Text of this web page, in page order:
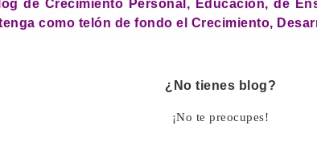
de Crecimiento Personal, Educación, de
como telón de fondo el Crecimiento,
¿No tienes blog?
¡No te preocupes!